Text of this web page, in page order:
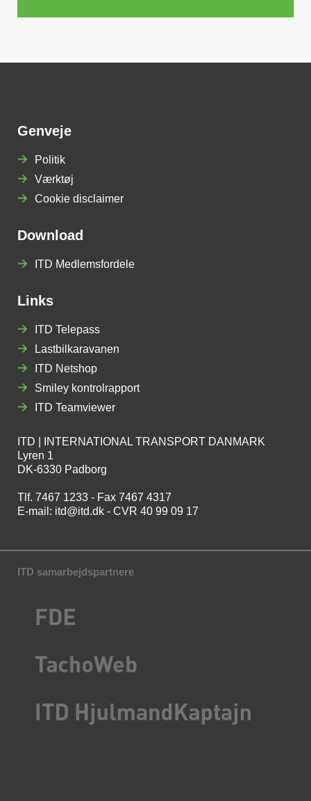
Genveje
Politik
Værktøj
Cookie disclaimer
Download
ITD Medlemsfordele
Links
ITD Telepass
Lastbilkaravanen
ITD Netshop
Smiley kontrolrapport
ITD Teamviewer
ITD | INTERNATIONAL TRANSPORT DANMARK
Lyren 1
DK-6330 Padborg
Tlf. 7467 1233 - Fax 7467 4317
E-mail: itd@itd.dk - CVR 40 99 09 17
ITD samarbejdspartnere